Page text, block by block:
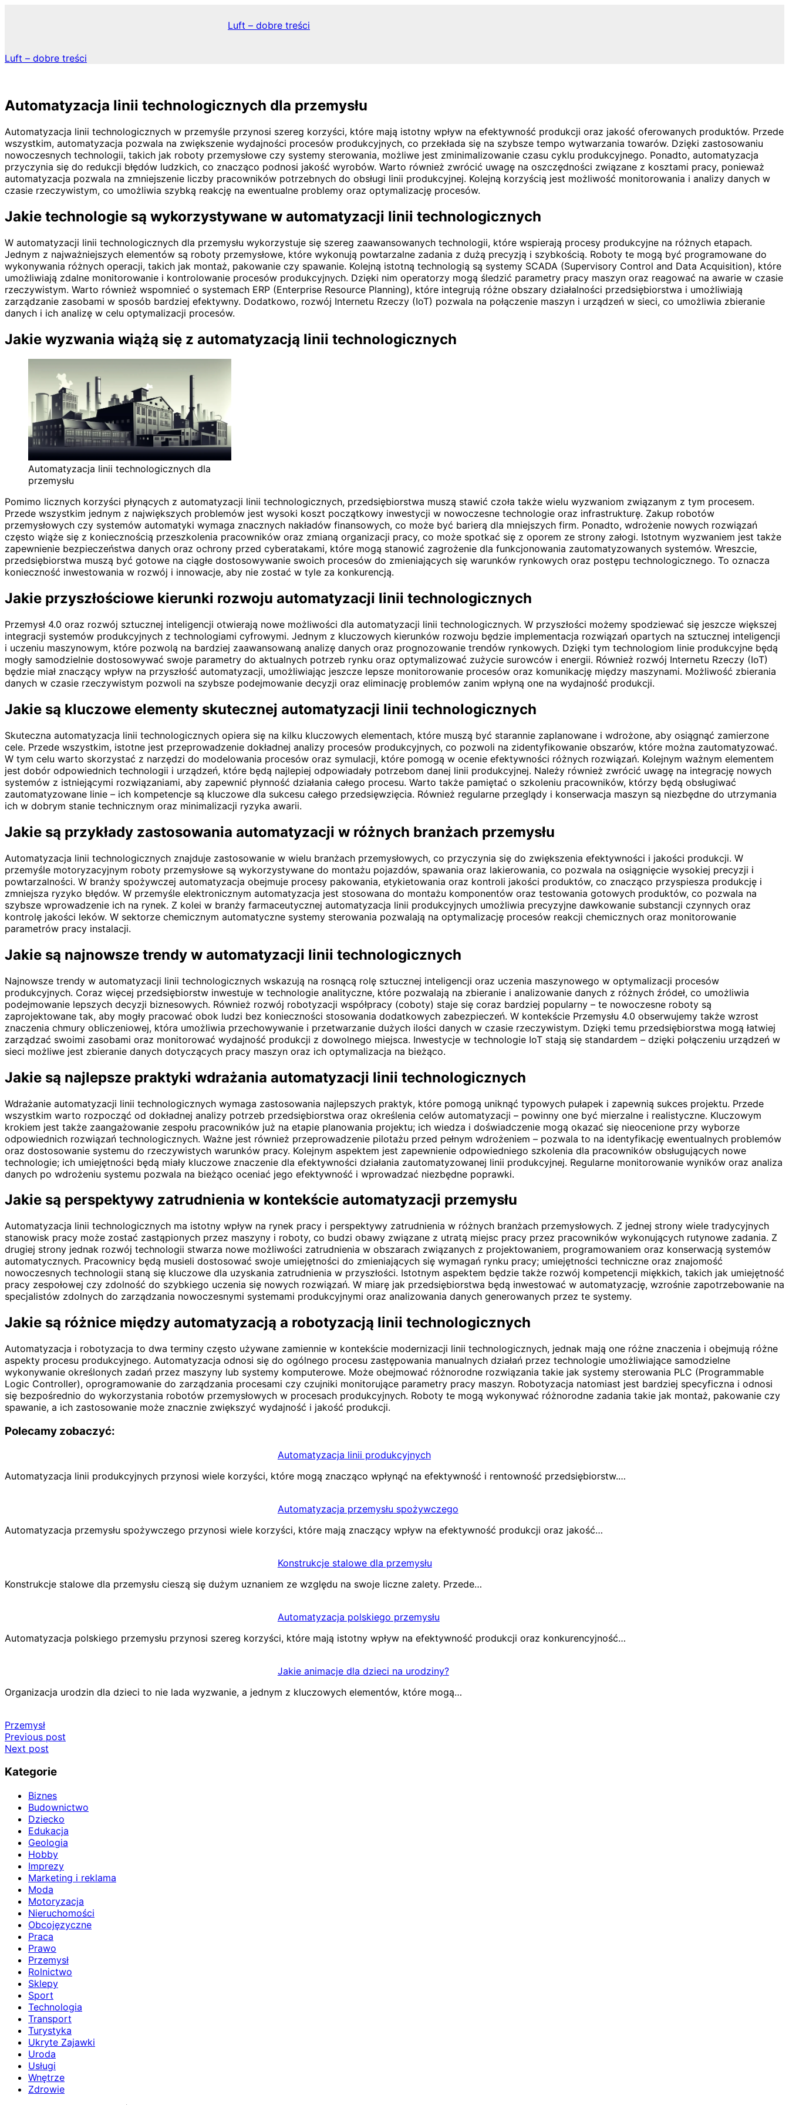
Luft – dobre treści
Luft – dobre treści
Automatyzacja linii technologicznych dla przemysłu
Automatyzacja linii technologicznych w przemyśle przynosi szereg korzyści, które mają istotny wpływ na efektywność produkcji oraz jakość oferowanych produktów. Przede
wszystkim, automatyzacja pozwala na zwiększenie wydajności procesów produkcyjnych, co przekłada się na szybsze tempo wytwarzania towarów. Dzięki zastosowaniu
nowoczesnych technologii, takich jak roboty przemysłowe czy systemy sterowania, możliwe jest zminimalizowanie czasu cyklu produkcyjnego. Ponadto, automatyzacja
przyczynia się do redukcji błędów ludzkich, co znacząco podnosi jakość wyrobów. Warto również zwrócić uwagę na oszczędności związane z kosztami pracy, ponieważ
automatyzacja pozwala na zmniejszenie liczby pracowników potrzebnych do obsługi linii produkcyjnej. Kolejną korzyścią jest możliwość monitorowania i analizy danych w
czasie rzeczywistym, co umożliwia szybką reakcję na ewentualne problemy oraz optymalizację procesów.
Jakie technologie są wykorzystywane w automatyzacji linii technologicznych
W automatyzacji linii technologicznych dla przemysłu wykorzystuje się szereg zaawansowanych technologii, które wspierają procesy produkcyjne na różnych etapach.
Jednym z najważniejszych elementów są roboty przemysłowe, które wykonują powtarzalne zadania z dużą precyzją i szybkością. Roboty te mogą być programowane do
wykonywania różnych operacji, takich jak montaż, pakowanie czy spawanie. Kolejną istotną technologią są systemy SCADA (Supervisory Control and Data Acquisition), które
umożliwiają zdalne monitorowanie i kontrolowanie procesów produkcyjnych. Dzięki nim operatorzy mogą śledzić parametry pracy maszyn oraz reagować na awarie w czasie
rzeczywistym. Warto również wspomnieć o systemach ERP (Enterprise Resource Planning), które integrują różne obszary działalności przedsiębiorstwa i umożliwiają
zarządzanie zasobami w sposób bardziej efektywny. Dodatkowo, rozwój Internetu Rzeczy (IoT) pozwala na połączenie maszyn i urządzeń w sieci, co umożliwia zbieranie
danych i ich analizę w celu optymalizacji procesów.
Jakie wyzwania wiążą się z automatyzacją linii technologicznych
Automatyzacja linii technologicznych dla
przemysłu
Pomimo licznych korzyści płynących z automatyzacji linii technologicznych, przedsiębiorstwa muszą stawić czoła także wielu wyzwaniom związanym z tym procesem.
Przede wszystkim jednym z największych problemów jest wysoki koszt początkowy inwestycji w nowoczesne technologie oraz infrastrukturę. Zakup robotów
przemysłowych czy systemów automatyki wymaga znacznych nakładów finansowych, co może być barierą dla mniejszych firm. Ponadto, wdrożenie nowych rozwiązań
często wiąże się z koniecznością przeszkolenia pracowników oraz zmianą organizacji pracy, co może spotkać się z oporem ze strony załogi. Istotnym wyzwaniem jest także
zapewnienie bezpieczeństwa danych oraz ochrony przed cyberatakami, które mogą stanowić zagrożenie dla funkcjonowania zautomatyzowanych systemów. Wreszcie,
przedsiębiorstwa muszą być gotowe na ciągłe dostosowywanie swoich procesów do zmieniających się warunków rynkowych oraz postępu technologicznego. To oznacza
konieczność inwestowania w rozwój i innowacje, aby nie zostać w tyle za konkurencją.
Jakie przyszłościowe kierunki rozwoju automatyzacji linii technologicznych
Przemysł 4.0 oraz rozwój sztucznej inteligencji otwierają nowe możliwości dla automatyzacji linii technologicznych. W przyszłości możemy spodziewać się jeszcze większej
integracji systemów produkcyjnych z technologiami cyfrowymi. Jednym z kluczowych kierunków rozwoju będzie implementacja rozwiązań opartych na sztucznej inteligencji
i uczeniu maszynowym, które pozwolą na bardziej zaawansowaną analizę danych oraz prognozowanie trendów rynkowych. Dzięki tym technologiom linie produkcyjne będą
mogły samodzielnie dostosowywać swoje parametry do aktualnych potrzeb rynku oraz optymalizować zużycie surowców i energii. Również rozwój Internetu Rzeczy (IoT)
będzie miał znaczący wpływ na przyszłość automatyzacji, umożliwiając jeszcze lepsze monitorowanie procesów oraz komunikację między maszynami. Możliwość zbierania
danych w czasie rzeczywistym pozwoli na szybsze podejmowanie decyzji oraz eliminację problemów zanim wpłyną one na wydajność produkcji.
Jakie są kluczowe elementy skutecznej automatyzacji linii technologicznych
Skuteczna automatyzacja linii technologicznych opiera się na kilku kluczowych elementach, które muszą być starannie zaplanowane i wdrożone, aby osiągnąć zamierzone
cele. Przede wszystkim, istotne jest przeprowadzenie dokładnej analizy procesów produkcyjnych, co pozwoli na zidentyfikowanie obszarów, które można zautomatyzować.
W tym celu warto skorzystać z narzędzi do modelowania procesów oraz symulacji, które pomogą w ocenie efektywności różnych rozwiązań. Kolejnym ważnym elementem
jest dobór odpowiednich technologii i urządzeń, które będą najlepiej odpowiadały potrzebom danej linii produkcyjnej. Należy również zwrócić uwagę na integrację nowych
systemów z istniejącymi rozwiązaniami, aby zapewnić płynność działania całego procesu. Warto także pamiętać o szkoleniu pracowników, którzy będą obsługiwać
zautomatyzowane linie – ich kompetencje są kluczowe dla sukcesu całego przedsięwzięcia. Również regularne przeglądy i konserwacja maszyn są niezbędne do utrzymania
ich w dobrym stanie technicznym oraz minimalizacji ryzyka awarii.
Jakie są przykłady zastosowania automatyzacji w różnych branżach przemysłu
Automatyzacja linii technologicznych znajduje zastosowanie w wielu branżach przemysłowych, co przyczynia się do zwiększenia efektywności i jakości produkcji. W
przemyśle motoryzacyjnym roboty przemysłowe są wykorzystywane do montażu pojazdów, spawania oraz lakierowania, co pozwala na osiągnięcie wysokiej precyzji i
powtarzalności. W branży spożywczej automatyzacja obejmuje procesy pakowania, etykietowania oraz kontroli jakości produktów, co znacząco przyspiesza produkcję i
zmniejsza ryzyko błędów. W przemyśle elektronicznym automatyzacja jest stosowana do montażu komponentów oraz testowania gotowych produktów, co pozwala na
szybsze wprowadzenie ich na rynek. Z kolei w branży farmaceutycznej automatyzacja linii produkcyjnych umożliwia precyzyjne dawkowanie substancji czynnych oraz
kontrolę jakości leków. W sektorze chemicznym automatyczne systemy sterowania pozwalają na optymalizację procesów reakcji chemicznych oraz monitorowanie
parametrów pracy instalacji.
Jakie są najnowsze trendy w automatyzacji linii technologicznych
Najnowsze trendy w automatyzacji linii technologicznych wskazują na rosnącą rolę sztucznej inteligencji oraz uczenia maszynowego w optymalizacji procesów
produkcyjnych. Coraz więcej przedsiębiorstw inwestuje w technologie analityczne, które pozwalają na zbieranie i analizowanie danych z różnych źródeł, co umożliwia
podejmowanie lepszych decyzji biznesowych. Również rozwój robotyzacji współpracy (coboty) staje się coraz bardziej popularny – te nowoczesne roboty są
zaprojektowane tak, aby mogły pracować obok ludzi bez konieczności stosowania dodatkowych zabezpieczeń. W kontekście Przemysłu 4.0 obserwujemy także wzrost
znaczenia chmury obliczeniowej, która umożliwia przechowywanie i przetwarzanie dużych ilości danych w czasie rzeczywistym. Dzięki temu przedsiębiorstwa mogą łatwiej
zarządzać swoimi zasobami oraz monitorować wydajność produkcji z dowolnego miejsca. Inwestycje w technologie IoT stają się standardem – dzięki połączeniu urządzeń w
sieci możliwe jest zbieranie danych dotyczących pracy maszyn oraz ich optymalizacja na bieżąco.
Jakie są najlepsze praktyki wdrażania automatyzacji linii technologicznych
Wdrażanie automatyzacji linii technologicznych wymaga zastosowania najlepszych praktyk, które pomogą uniknąć typowych pułapek i zapewnią sukces projektu. Przede
wszystkim warto rozpocząć od dokładnej analizy potrzeb przedsiębiorstwa oraz określenia celów automatyzacji – powinny one być mierzalne i realistyczne. Kluczowym
krokiem jest także zaangażowanie zespołu pracowników już na etapie planowania projektu; ich wiedza i doświadczenie mogą okazać się nieocenione przy wyborze
odpowiednich rozwiązań technologicznych. Ważne jest również przeprowadzenie pilotażu przed pełnym wdrożeniem – pozwala to na identyfikację ewentualnych problemów
oraz dostosowanie systemu do rzeczywistych warunków pracy. Kolejnym aspektem jest zapewnienie odpowiedniego szkolenia dla pracowników obsługujących nowe
technologie; ich umiejętności będą miały kluczowe znaczenie dla efektywności działania zautomatyzowanej linii produkcyjnej. Regularne monitorowanie wyników oraz analiza
danych po wdrożeniu systemu pozwala na bieżąco oceniać jego efektywność i wprowadzać niezbędne poprawki.
Jakie są perspektywy zatrudnienia w kontekście automatyzacji przemysłu
Automatyzacja linii technologicznych ma istotny wpływ na rynek pracy i perspektywy zatrudnienia w różnych branżach przemysłowych. Z jednej strony wiele tradycyjnych
stanowisk pracy może zostać zastąpionych przez maszyny i roboty, co budzi obawy związane z utratą miejsc pracy przez pracowników wykonujących rutynowe zadania. Z
drugiej strony jednak rozwój technologii stwarza nowe możliwości zatrudnienia w obszarach związanych z projektowaniem, programowaniem oraz konserwacją systemów
automatycznych. Pracownicy będą musieli dostosować swoje umiejętności do zmieniających się wymagań rynku pracy; umiejętności techniczne oraz znajomość
nowoczesnych technologii staną się kluczowe dla uzyskania zatrudnienia w przyszłości. Istotnym aspektem będzie także rozwój kompetencji miękkich, takich jak umiejętność
pracy zespołowej czy zdolność do szybkiego uczenia się nowych rozwiązań. W miarę jak przedsiębiorstwa będą inwestować w automatyzację, wzrośnie zapotrzebowanie na
specjalistów zdolnych do zarządzania nowoczesnymi systemami produkcyjnymi oraz analizowania danych generowanych przez te systemy.
Jakie są różnice między automatyzacją a robotyzacją linii technologicznych
Automatyzacja i robotyzacja to dwa terminy często używane zamiennie w kontekście modernizacji linii technologicznych, jednak mają one różne znaczenia i obejmują różne
aspekty procesu produkcyjnego. Automatyzacja odnosi się do ogólnego procesu zastępowania manualnych działań przez technologie umożliwiające samodzielne
wykonywanie określonych zadań przez maszyny lub systemy komputerowe. Może obejmować różnorodne rozwiązania takie jak systemy sterowania PLC (Programmable
Logic Controller), oprogramowanie do zarządzania procesami czy czujniki monitorujące parametry pracy maszyn. Robotyzacja natomiast jest bardziej specyficzna i odnosi
się bezpośrednio do wykorzystania robotów przemysłowych w procesach produkcyjnych. Roboty te mogą wykonywać różnorodne zadania takie jak montaż, pakowanie czy
spawanie, a ich zastosowanie może znacznie zwiększyć wydajność i jakość produkcji.
Polecamy zobaczyć:
Automatyzacja linii produkcyjnych
Automatyzacja linii produkcyjnych przynosi wiele korzyści, które mogą znacząco wpłynąć na efektywność i rentowność przedsiębiorstw.…
Automatyzacja przemysłu spożywczego
Automatyzacja przemysłu spożywczego przynosi wiele korzyści, które mają znaczący wpływ na efektywność produkcji oraz jakość…
Konstrukcje stalowe dla przemysłu
Konstrukcje stalowe dla przemysłu cieszą się dużym uznaniem ze względu na swoje liczne zalety. Przede…
Automatyzacja polskiego przemysłu
Automatyzacja polskiego przemysłu przynosi szereg korzyści, które mają istotny wpływ na efektywność produkcji oraz konkurencyjność…
Jakie animacje dla dzieci na urodziny?
Organizacja urodzin dla dzieci to nie lada wyzwanie, a jednym z kluczowych elementów, które mogą…
Przemysł
Nawigacja
wpisu
Previous post
Next post
Kategorie
Biznes
Budownictwo
Dziecko
Edukacja
Geologia
Hobby
Imprezy
Marketing i reklama
Moda
Motoryzacja
Nieruchomości
Obcojęzyczne
Praca
Prawo
Przemysł
Rolnictwo
Sklepy
Sport
Technologia
Transport
Turystyka
Ukryte Zajawki
Uroda
Usługi
Wnętrze
Zdrowie